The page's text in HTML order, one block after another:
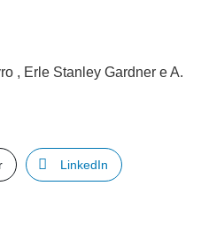
, Erle Stanley Gardner e A.
LinkedIn